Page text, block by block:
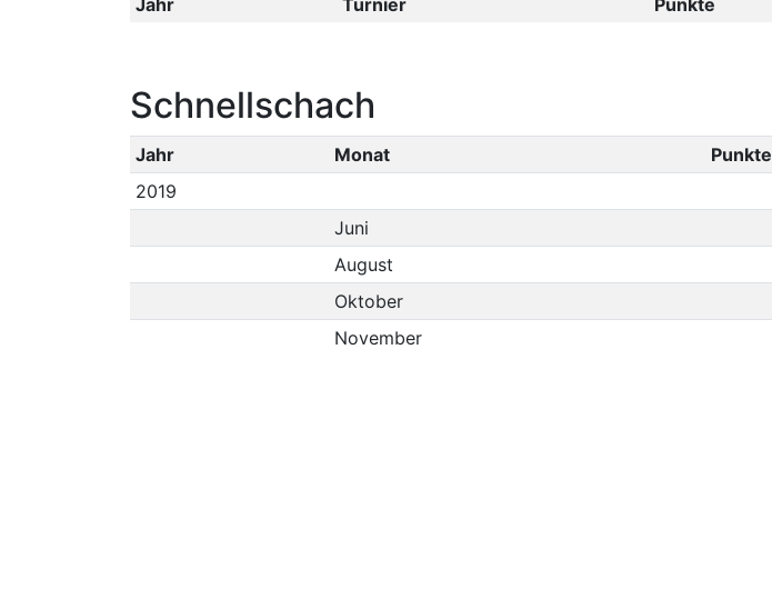
Jahr Turnier Punkte
Schnellschach
Jahr Monat Punkte
2019
Juni
August
Oktober
November